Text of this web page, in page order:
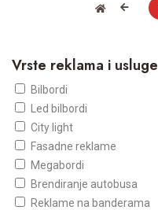
Vrste reklama i usluge
Bilbordi
Led bilbordi
City light
Fasadne reklame
Megabordi
Brendiranje autobusa
Reklame na banderama